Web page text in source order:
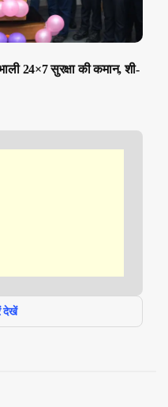
24×7 सुरक्षा की कमान, शी-
देखें